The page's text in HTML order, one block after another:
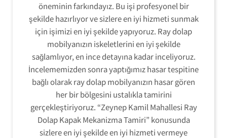
öneminin farkındayız. Bu işi profesyonel bir
şekilde hazırlıyor ve sizlere en iyi hizmeti sunmak
için işimizi en iyi şekilde yapıyoruz. Ray dolap
mobilyanızın iskeletlerini en iyi şekilde
sağlamlıyor, en ince detayına kadar inceliyoruz.
İncelememizden sonra yaptığımız hasar tespitine
bağlı olarak ray dolap mobilyanızın hasar gören
her bir bölgesini ustalıkla tamirini
gerçekleştiriyoruz. “Zeynep Kamil Mahallesi Ray
Dolap Kapak Mekanizma Tamiri” konusunda
sizlere en iyi şekilde en iyi hizmeti vermeye